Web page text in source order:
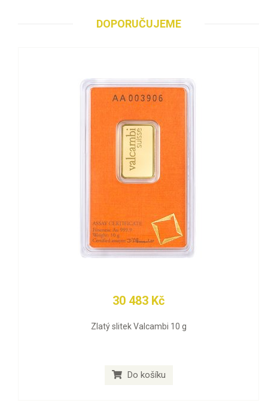
DOPORUČUJEME
30 483 Kč
Zlatý slitek Valcambi 10 g
Do košíku